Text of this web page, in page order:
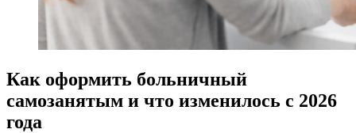
Как оформить больничный
самозанятым и что изменилось с 2026
года